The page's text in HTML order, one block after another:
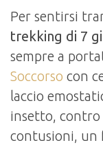
Per sentirsi
trekking di 7
sempre a
Soccorso con
laccio
insetto, contro
contusioni, un